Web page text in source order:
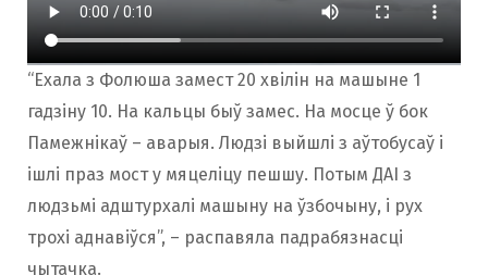
“Ехала з Фолюша замест 20 хвілін на машыне 1
гадзіну 10. На кальцы быў замес. На мосце ў бок
Памежнікаў – аварыя. Людзі выйшлі з аўтобусаў і
ішлі праз мост у мяцеліцу пешшу. Потым ДАІ з
людзьмі адштурхалі машыну на ўзбочыну, і рух
трохі аднавіўся”, – распавяла падрабязнасці
чытачка.